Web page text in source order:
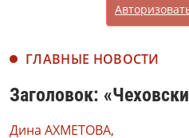
ГЛАВНЫЕ НОВОСТИ
Заголовок:
Дина АХМЕТОВА,